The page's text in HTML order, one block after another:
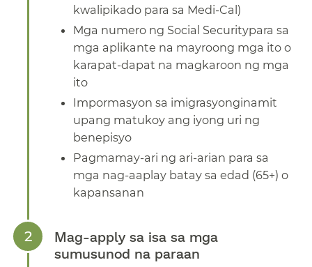
kwalipikado para sa Medi-Cal)​​
Mga numero ng Social Securitypara sa
mga aplikante na mayroong mga ito o
karapat-dapat na magkaroon ng mga
ito​​
Impormasyon sa imigrasyonginamit
upang matukoy ang iyong uri ng
benepisyo​​
Pagmamay-ari ng ari-arian para sa
mga nag-aaplay batay sa edad (65+) o
kapansanan​​
Mag-apply sa isa sa mga
sumusunod na paraan​​